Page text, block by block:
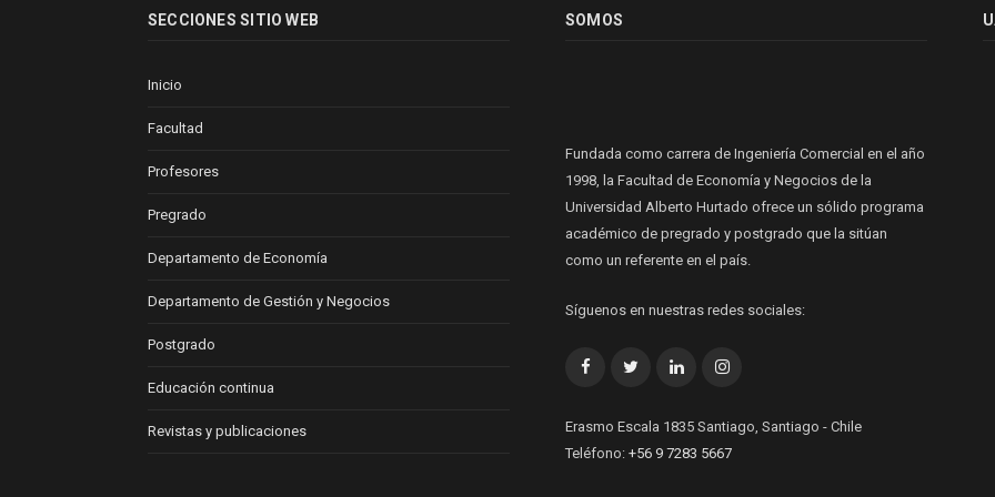
SECCIONES SITIO WEB
Inicio
Facultad
Profesores
Pregrado
Departamento de Economía
Departamento de Gestión y Negocios
Postgrado
Educación continua
Revistas y publicaciones
SOMOS
Fundada como carrera de Ingeniería Comercial en el año
1998, la Facultad de Economía y Negocios de la
Universidad Alberto Hurtado ofrece un sólido programa
académico de pregrado y postgrado que la sitúan
como un referente en el país.
Síguenos en nuestras redes sociales:
FacebookTwitterLinkedInInstagram
Erasmo Escala 1835 Santiago, Santiago - Chile
Teléfono: +56 9 7283 5667